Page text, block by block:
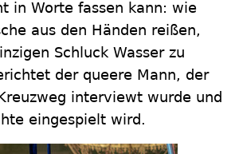
in Worte fassen kann: wie
aus den Händen reißen,
Schluck Wasser zu
der queere Mann, der
interviewt wurde und
eingespielt wird.